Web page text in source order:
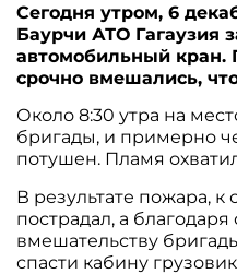
Сегодня утром, 6
Баурчи АТО Гагаузия
автомобильный
срочно вмешались,
Около 8:30 утра на
бригады, и примерно
потушен. Пламя
В результате пожара, к
пострадал, а
вмешательству
спасти кабину